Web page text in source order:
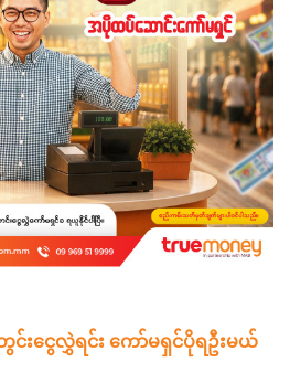
းငွေလွှဲရင်း ကော်မရှင်ပိုရဦးမယ်